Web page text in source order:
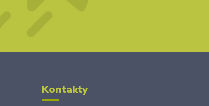
Kontakty